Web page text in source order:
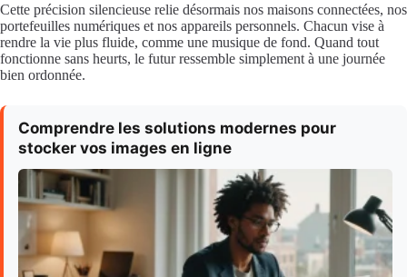
Cette précision silencieuse relie désormais nos maisons connectées, nos
portefeuilles numériques et nos appareils personnels. Chacun vise à
rendre la vie plus fluide, comme une musique de fond. Quand tout
fonctionne sans heurts, le futur ressemble simplement à une journée
bien ordonnée.
Comprendre les solutions modernes pour
stocker vos images en ligne